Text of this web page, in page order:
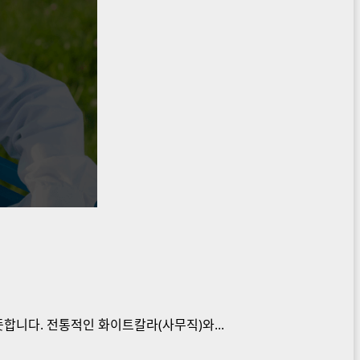
니다. 전통적인 화이트칼라(사무직)와...